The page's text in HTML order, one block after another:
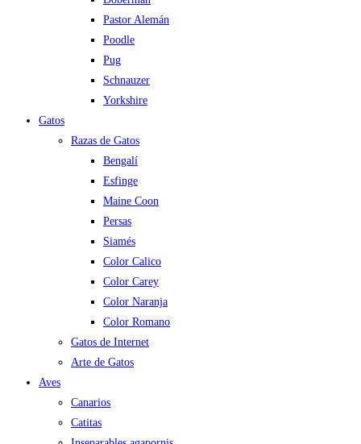
Pastor Alemán
Poodle
Pug
Schnauzer
Yorkshire
Gatos
Razas de Gatos
Bengalí
Esfinge
Maine Coon
Persas
Siamés
Color Calico
Color Carey
Color Naranja
Color Romano
Gatos de Internet
Arte de Gatos
Aves
Canarios
Catitas